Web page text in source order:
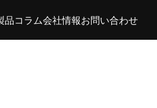
品コラム会社情報お問い合わせ